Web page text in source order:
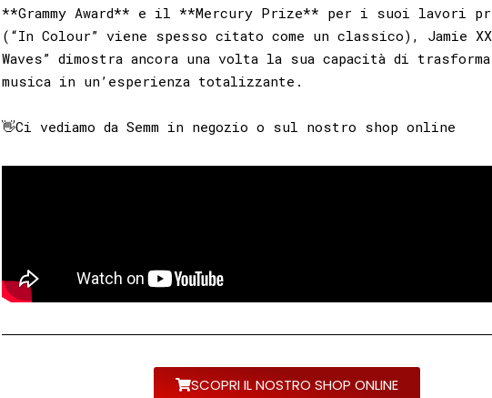
**Grammy Award** e il **Mercury Prize** per i suoi lavori
(“In Colour” viene spesso citato come un classico), Jamie
Waves” dimostra ancora una volta la sua capacità di
musica in un’esperienza totalizzante.
👋Ci vediamo da Semm in negozio o sul nostro shop online
SCOPRI IL NOSTRO SHOP ONLINE